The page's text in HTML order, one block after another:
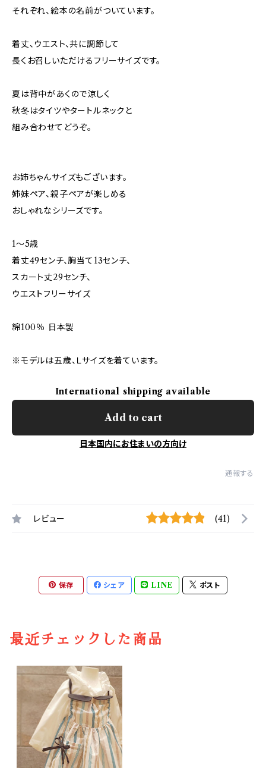
それぞれ、絵本の名前がついています。
着丈、ウエスト、共に調節して
長くお召しいただけるフリーサイズです。
夏は背中があくので涼しく
秋冬はタイツやタートルネックと
組み合わせてどうぞ。
お姉ちゃんサイズもございます。
姉妹ペア、親子ペアが楽しめる
おしゃれなシリーズです。
1～5歳
着丈49センチ、胸当て13センチ、
スカート丈29センチ、
ウエストフリーサイズ
綿100％ 日本製
※モデルは五歳、Ｌサイズを着ています。
International shipping available
Add to cart
日本国内にお住まいの方向け
通報する
レビュー (41)
保存 シェア LINE ポスト
最近チェックした商品